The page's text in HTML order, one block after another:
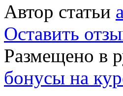
Автор статьи
Оставить
Размещено в
бонусы на